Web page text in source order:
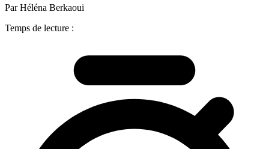
Par Héléna Berkaoui
Temps de lecture :